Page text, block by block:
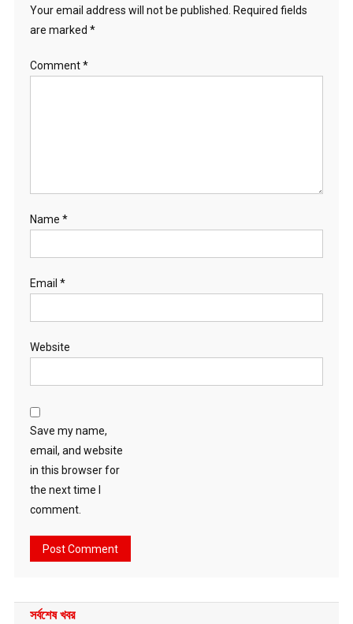
Your email address will not be published. Required fields
are marked *
Comment*
Name *
Email *
Website
Save my name,
email, and website
in this browser for
the next time I
comment.
সর্বশেষ খবর